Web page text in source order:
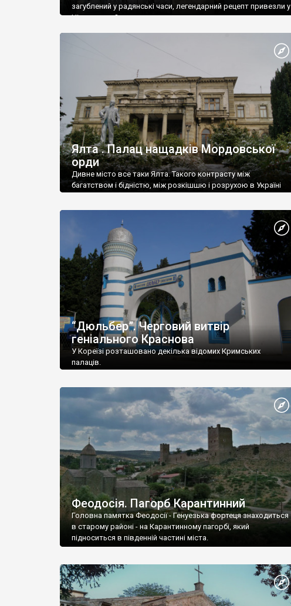
загублений у радянські часи, легендарний рецепт привезли у
Ніжин греки?
Ялта . Палац нащадків Мордовської
орди
Дивне місто все таки Ялта. Такого контрасту між
багатством і бідністю, між розкішшю і розрухою в Україні
“Дюльбер”. Черговий витвір
геніального Краснова
У Кореїзі розташовано декілька відомих Кримських
палаців.
Феодосія. Пагорб Карантинний
Головна памятка Феодосії - Генуезька фортеця знаходиться
в старому районі - на Карантинному пагорбі, який
підноситься в південній частині міста.